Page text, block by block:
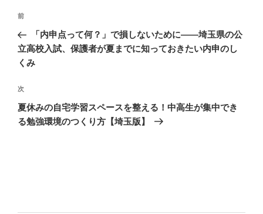
投
ナ
ビ
ー
シ
ョ
前
の
投
稿
前
「内申点って何？」で損しないために——埼玉県の公
立高校入試、保護者が夏までに知っておきたい内申のし
くみ
次
の
投
次
夏休みの自宅学習スペースを整える！中高生が集中でき
る勉強環境のつくり方【埼玉版】